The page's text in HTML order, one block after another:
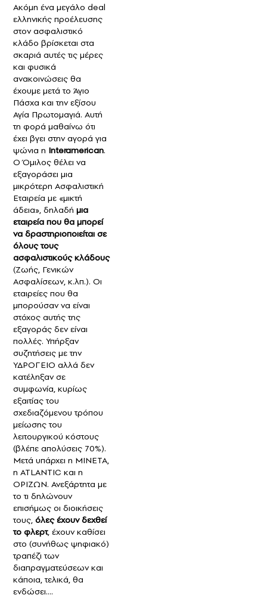
Ακόμη ένα μεγάλο deal
ελληνικής προέλευσης
στον ασφαλιστικό
κλάδο βρίσκεται στα
σκαριά αυτές τις μέρες
και φυσικά
ανακοινώσεις θα
έχουμε μετά το Άγιο
Πάσχα και την εξίσου
Αγία Πρωτομαγιά. Αυτή
τη φορά μαθαίνω ότι
έχει βγει στην αγορά για
ψώνια η Interamerican.
Ο Όμιλος θέλει να
εξαγοράσει μια
μικρότερη Ασφαλιστική
Εταιρεία με «μικτή
άδεια», δηλαδή μια
εταιρεία που θα μπορεί
να δραστηριοποιείται σε
όλους τους
ασφαλιστικούς κλάδους
(Ζωής, Γενικών
Ασφαλίσεων, κ.λπ.). Οι
εταιρείες που θα
μπορούσαν να είναι
στόχος αυτής της
εξαγοράς δεν είναι
πολλές. Υπήρξαν
συζητήσεις με την
ΥΔΡΟΓΕΙΟ αλλά δεν
κατέληξαν σε
συμφωνία, κυρίως
εξαιτίας του
σχεδιαζόμενου τρόπου
μείωσης του
λειτουργικού κόστους
(βλέπε απολύσεις 70%).
Μετά υπάρχει η ΜΙΝΕΤΑ,
η ATLANTIC και η
ΟΡΙΖΩΝ. Ανεξάρτητα με
το τι δηλώνουν
επισήμως οι διοικήσεις
τους, όλες έχουν δεχθεί
το φλερτ, έχουν καθίσει
στο (συνήθως ψηφιακό)
τραπέζι των
διαπραγματεύσεων και
κάποια, τελικά, θα
ενδώσει….